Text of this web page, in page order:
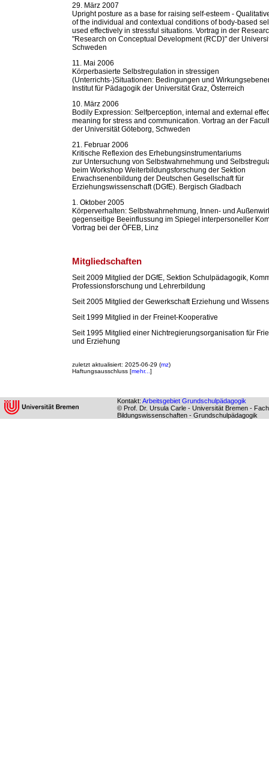
29. März 2007
Upright posture as a base for raising self-esteem -
of the individual and contextual conditions of body-based
used effectively in stressful situations. Vortrag in der
"Research on Conceptual Development (RCD)" der
Schweden
11. Mai 2006
Körperbasierte Selbstregulation in stressigen
(Unterrichts-)Situationen: Bedingungen und
Institut für Pädagogik der Universität Graz, Österreich
10. März 2006
Bodily Expression: Selfperception, internal and external
meaning for stress and communication. Vortrag an der
der Universität Göteborg, Schweden
21. Februar 2006
Kritische Reflexion des Erhebungsinstrumentariums
zur Untersuchung von Selbstwahrnehmung und
beim Workshop Weiterbildungsforschung der Sektion
Erwachsenenbildung der Deutschen Gesellschaft für
Erziehungswissenschaft (DGfE). Bergisch Gladbach
1. Oktober 2005
Körperverhalten: Selbstwahrnehmung, Innen- und
gegenseitige Beeinflussung im Spiegel interpersoneller
Vortrag bei der ÖFEB, Linz
Mitgliedschaften
Seit 2009 Mitglied der DGfE, Sektion Schulpädagogik,
Professionsforschung und Lehrerbildung
Seit 2005 Mitglied der Gewerkschaft Erziehung und
Seit 1999 Mitglied in der Freinet-Kooperative
Seit 1995 Mitglied einer Nichtregierungsorganisation für
und Erziehung
zuletzt aktualisiert: 2025-06-29 (mz)
Haftungsausschluss [mehr... ]
Kontakt: Arbeitsgebiet Grundschulpädagogik
© Prof. Dr. Ursula Carle - Universität Bremen -
Bildungswissenschaften - Grundschulpädagogik